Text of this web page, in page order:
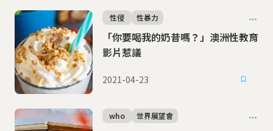
「你要喝我的奶昔嗎？」澳洲性教育
影片惹議
性侵 性暴力
2021-04-23
who 世界展望會